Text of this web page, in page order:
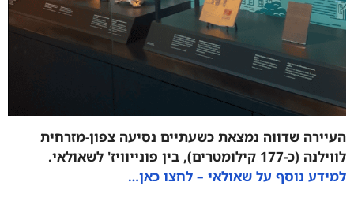
העיירה שדווה נמצאת כשעתיים נסיעה צפון-מזרחית
לווילנה (כ-177 קילומטרים), בין פונייוויז' לשאולאי.
למידע נוסף על שאולאי – לחצו כאן…